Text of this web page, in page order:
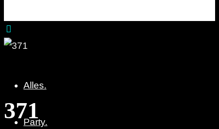
Alles.
Party.
371